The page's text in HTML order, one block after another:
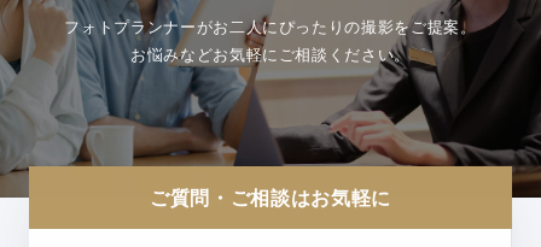
フォトプランナーがお二人にぴったりの撮影をご提案。
お悩みなどお気軽にご相談ください。
ご質問・ご相談はお気軽に